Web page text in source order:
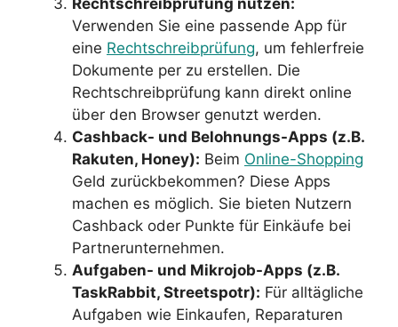
Rechtschreibprüfung nutzen:
Verwenden Sie eine passende App für
eine Rechtschreibprüfung, um fehlerfreie
Dokumente per zu erstellen. Die
Rechtschreibprüfung kann direkt online
über den Browser genutzt werden.
Cashback- und Belohnungs-Apps (z.B.
Rakuten, Honey): Beim Online-Shopping
Geld zurückbekommen? Diese Apps
machen es möglich. Sie bieten Nutzern
Cashback oder Punkte für Einkäufe bei
Partnerunternehmen.
Aufgaben- und Mikrojob-Apps (z.B.
TaskRabbit, Streetspotr): Für alltägliche
Aufgaben wie Einkaufen, Reparaturen